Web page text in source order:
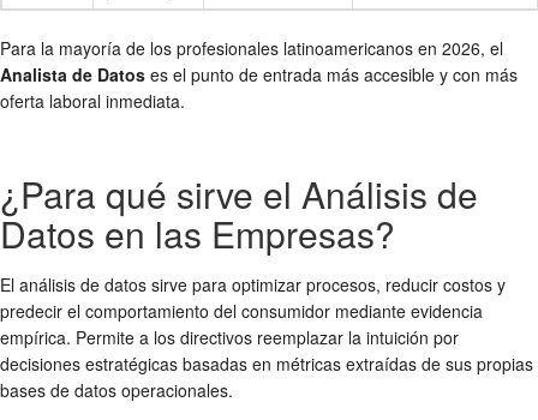
Para la mayoría de los profesionales latinoamericanos en 2026, el
Analista de Datos es el punto de entrada más accesible y con más
oferta laboral inmediata.
¿Para qué sirve el Análisis de
Datos en las Empresas?
El análisis de datos sirve para optimizar procesos, reducir costos y
predecir el comportamiento del consumidor mediante evidencia
empírica. Permite a los directivos reemplazar la intuición por
decisiones estratégicas basadas en métricas extraídas de sus propias
bases de datos operacionales.